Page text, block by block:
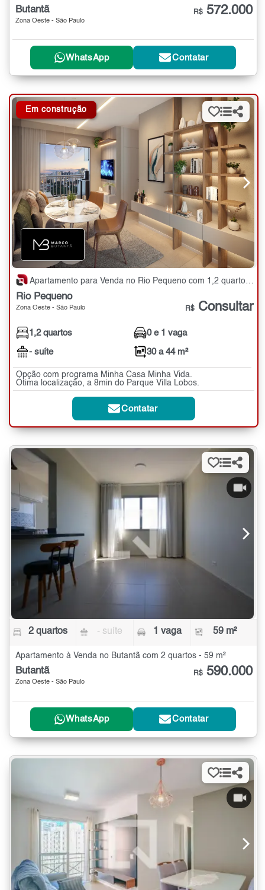
Butantã
Zona Oeste - São Paulo
R$ 572.000
WhatsApp Contatar
Em construção
Apartamento para Venda no Rio Pequeno com 1,2 quartos - 30 a 44 m²
Rio Pequeno
Zona Oeste - São Paulo R$ Consultar
1,2 quartos
- suíte
0 e 1 vaga
30 a 44 m²
Opção com programa Minha Casa Minha Vida.
Ótima localização, a 8min do Parque Villa Lobos.
Contatar
2 quartos - suíte 1 vaga 59 m²
Apartamento à Venda no Butantã com 2 quartos - 59 m²
Butantã
Zona Oeste - São Paulo
R$ 590.000
WhatsApp Contatar